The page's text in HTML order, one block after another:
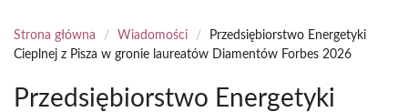
Strona główna / Wiadomości /
Przedsiębiorstwo Energetyki
Cieplnej z Pisza w gronie laureatów Diamentów Forbes 2026
Przedsiębiorstwo Energetyki